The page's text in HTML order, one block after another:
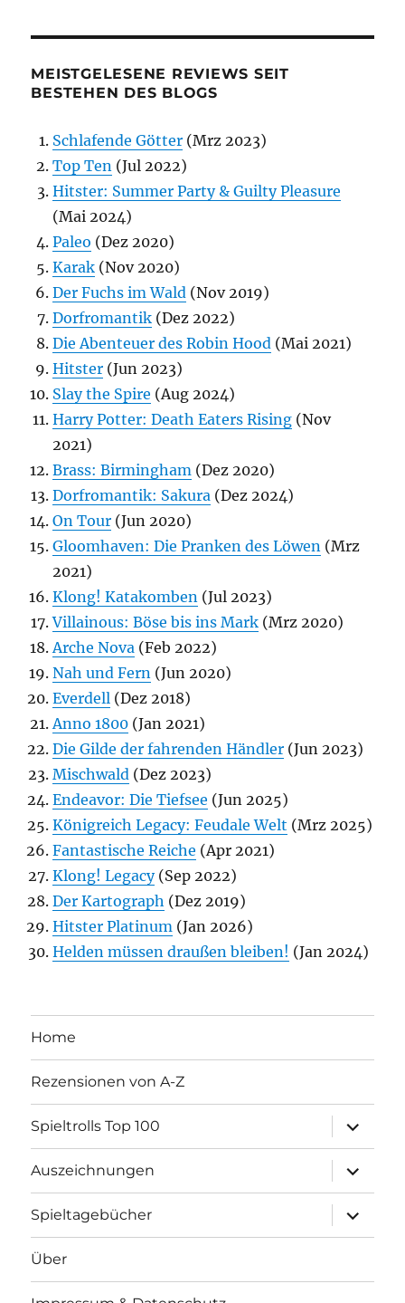
MEISTGELESENE REVIEWS SEIT
BESTEHEN DES BLOGS
Schlafende Götter (Mrz 2023)
Top Ten (Jul 2022)
Hitster: Summer Party & Guilty Pleasure
(Mai 2024)
Paleo (Dez 2020)
Karak (Nov 2020)
Der Fuchs im Wald (Nov 2019)
Dorfromantik (Dez 2022)
Die Abenteuer des Robin Hood (Mai 2021)
Hitster (Jun 2023)
Slay the Spire (Aug 2024)
Harry Potter: Death Eaters Rising (Nov
2021)
Brass: Birmingham (Dez 2020)
Dorfromantik: Sakura (Dez 2024)
On Tour (Jun 2020)
Gloomhaven: Die Pranken des Löwen (Mrz
2021)
Klong! Katakomben (Jul 2023)
Villainous: Böse bis ins Mark (Mrz 2020)
Arche Nova (Feb 2022)
Nah und Fern (Jun 2020)
Everdell (Dez 2018)
Anno 1800 (Jan 2021)
Die Gilde der fahrenden Händler (Jun 2023)
Mischwald (Dez 2023)
Endeavor: Die Tiefsee (Jun 2025)
Königreich Legacy: Feudale Welt (Mrz 2025)
Fantastische Reiche (Apr 2021)
Klong! Legacy(Sep 2022)
Der Kartograph (Dez 2019)
Hitster Platinum (Jan 2026)
Helden müssen draußen bleiben! (Jan 2024)
Home
Rezensionen von A-Z
Spieltrolls Top 100
öffnen
Auszeichnungen
öffnen
Spieltagebücher
öffnen
Über